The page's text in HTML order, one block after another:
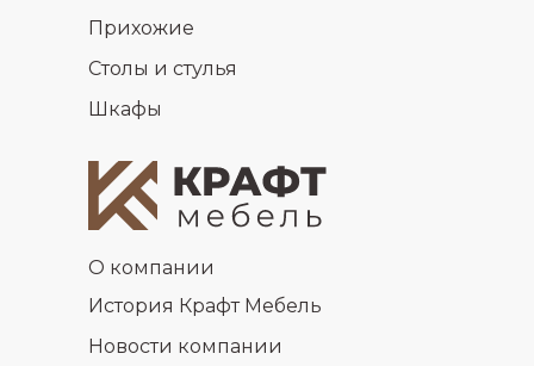
Прихожие
Столы и стулья
Шкафы
О компании
История Крафт Мебель
Новости компании